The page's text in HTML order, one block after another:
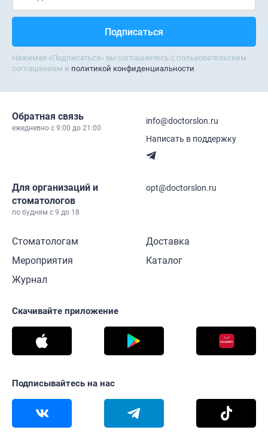
Нажимая «Подписаться» вы соглашаетесь с пользовательским
соглашением и политикой конфиденциальности
Обратная связь
ежедневно c 9:00 до 21:00
info@doctorslon.ru
Написать в поддержку
Для организаций и
стоматологов
по будням с 9 до 18
opt@doctorslon.ru
Стоматологам
Мероприятия
Журнал
Доставка
Каталог
Скачивайте приложение
Подписывайтесь на нас